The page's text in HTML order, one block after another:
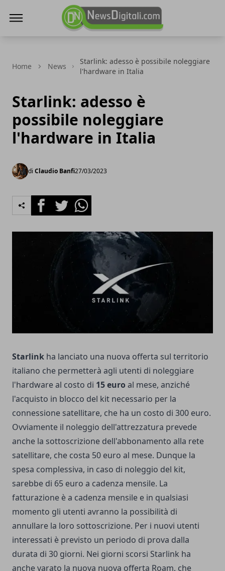
Home News
Starlink: adesso è possibile noleggiare
l'hardware in Italia
Starlink: adesso è
possibile noleggiare
l'hardware in Italia
di Claudio Banfi27/03/2023
FacebookTwitterWhatsapp
Starlink ha lanciato una nuova offerta sul territorio
italiano che permetterà agli utenti di noleggiare
l'hardware al costo di 15 euro al mese, anziché
l'acquisto in blocco del kit necessario per la
connessione satellitare, che ha un costo di 300 euro.
Ovviamente il noleggio dell'attrezzatura prevede
anche la sottoscrizione dell'abbonamento alla rete
satellitare, che costa 50 euro al mese. Dunque la
spesa complessiva, in caso di noleggio del kit,
sarebbe di 65 euro a cadenza mensile. La
fatturazione è a cadenza mensile e in qualsiasi
momento gli utenti avranno la possibilità di
annullare la loro sottoscrizione. Per i nuovi utenti
interessati è previsto un periodo di prova dalla
durata di 30 giorni. Nei giorni scorsi Starlink ha
anche varato la nuova nuova offerta Roam, che